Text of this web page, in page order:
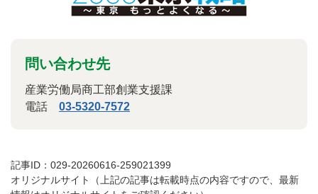
問い合わせ先
産業労働局商工部創業支援課
電話 03-5320-7572
記事ID：029-20260616-259021399
オリジナルサイト（上記の記事は転載時点の内容ですので、最新